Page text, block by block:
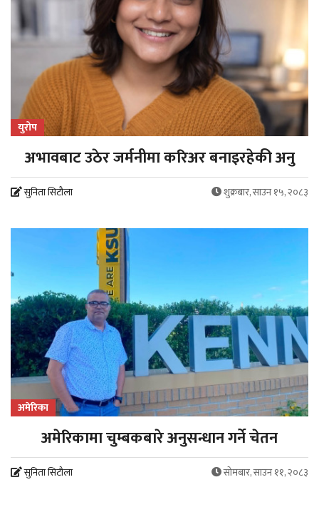
युरोप
अभावबाट उठेर जर्मनीमा करिअर बनाइरहेकी अनु
सुनिता सिटौला शुक्रबार, साउन १५, २०८३
अमेरिका
अमेरिकामा चुम्बकबारे अनुसन्धान गर्ने चेतन
सुनिता सिटौला सोमबार, साउन ११, २०८३